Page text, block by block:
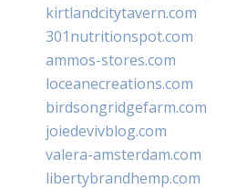
kirtlandcitytavern.com
301nutritionspot.com
ammos-stores.com
loceanecreations.com
birdsongridgefarm.com
joiedevivblog.com
valera-amsterdam.com
libertybrandhemp.com